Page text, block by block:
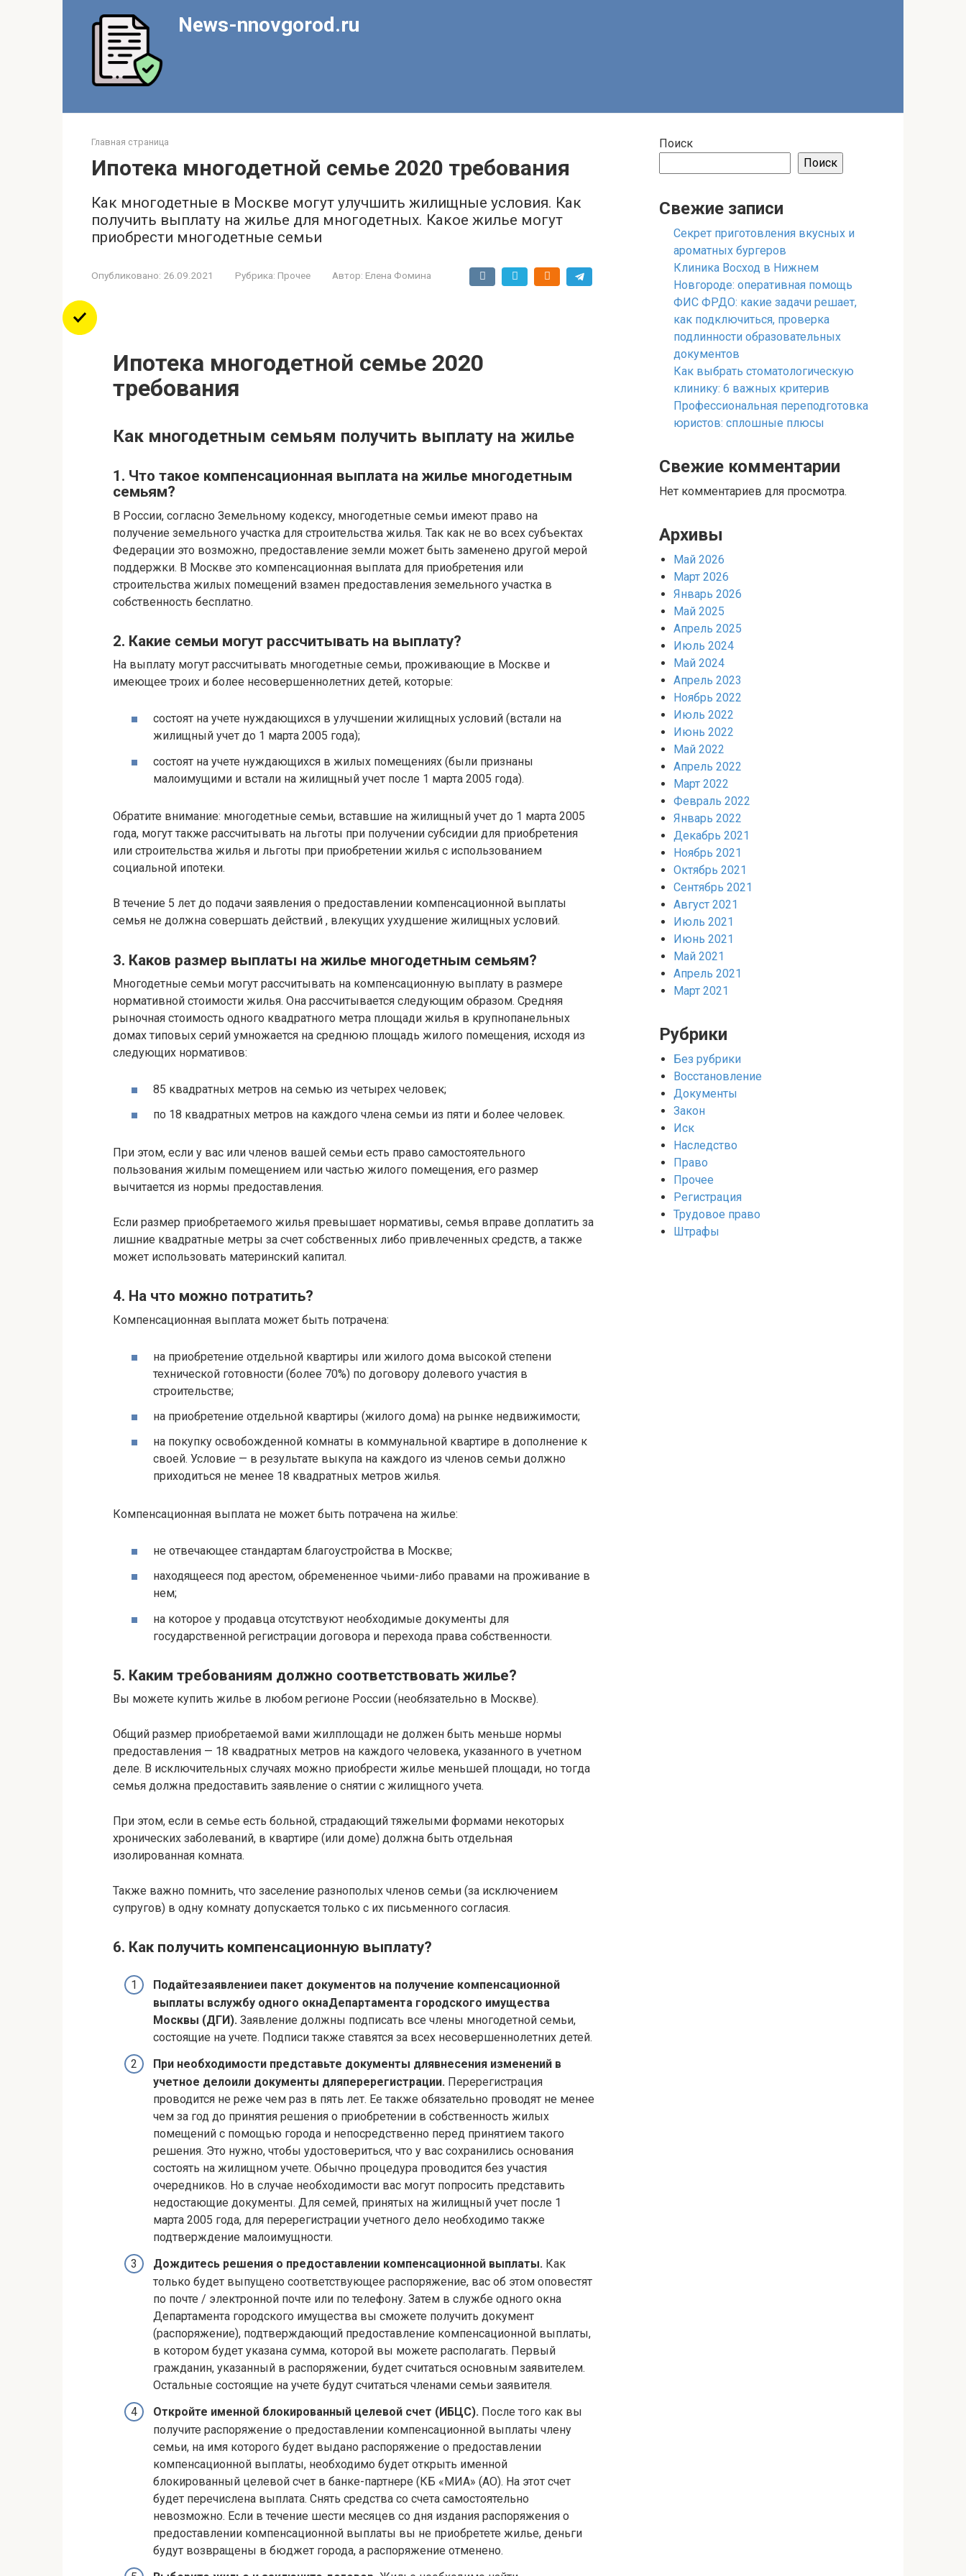
News-nnovgorod.ru
Главная страница
Ипотека многодетной семье 2020 требования
Как многодетные в Москве могут улучшить жилищные условия. Как
получить выплату на жилье для многодетных. Какое жилье могут
приобрести многодетные семьи
Опубликовано: 26.09.2021 Рубрика: Прочее Автор: Елена Фомина
Ипотека многодетной семье 2020
требования
Как многодетным семьям получить выплату на жилье
1. Что такое компенсационная выплата на жилье многодетным
семьям?
В России, согласно Земельному кодексу, многодетные семьи имеют право на
получение земельного участка для строительства жилья. Так как не во всех субъектах
Федерации это возможно, предоставление земли может быть заменено другой мерой
поддержки. В Москве это компенсационная выплата для приобретения или
строительства жилых помещений взамен предоставления земельного участка в
собственность бесплатно.
2. Какие семьи могут рассчитывать на выплату?
На выплату могут рассчитывать многодетные семьи, проживающие в Москве и
имеющее троих и более несовершеннолетних детей, которые:
состоят на учете нуждающихся в улучшении жилищных условий (встали на
жилищный учет до 1 марта 2005 года);
состоят на учете нуждающихся в жилых помещениях (были признаны
малоимущими и встали на жилищный учет после 1 марта 2005 года).
Обратите внимание: многодетные семьи, вставшие на жилищный учет до 1 марта 2005
года, могут также рассчитывать на льготы при получении субсидии для приобретения
или строительства жилья и льготы при приобретении жилья с использованием
социальной ипотеки.
В течение 5 лет до подачи заявления о предоставлении компенсационной выплаты
семья не должна совершать действий , влекущих ухудшение жилищных условий.
3. Каков размер выплаты на жилье многодетным семьям?
Многодетные семьи могут рассчитывать на компенсационную выплату в размере
нормативной стоимости жилья. Она рассчитывается следующим образом. Средняя
рыночная стоимость одного квадратного метра площади жилья в крупнопанельных
домах типовых серий умножается на среднюю площадь жилого помещения, исходя из
следующих нормативов:
85 квадратных метров на семью из четырех человек;
по 18 квадратных метров на каждого члена семьи из пяти и более человек.
При этом, если у вас или членов вашей семьи есть право самостоятельного
пользования жилым помещением или частью жилого помещения, его размер
вычитается из нормы предоставления.
Если размер приобретаемого жилья превышает нормативы, семья вправе доплатить за
лишние квадратные метры за счет собственных либо привлеченных средств, а также
может использовать материнский капитал.
4. На что можно потратить?
Компенсационная выплата может быть потрачена:
на приобретение отдельной квартиры или жилого дома высокой степени
технической готовности (более 70%) по договору долевого участия в
строительстве;
на приобретение отдельной квартиры (жилого дома) на рынке недвижимости;
на покупку освобожденной комнаты в коммунальной квартире в дополнение к
своей. Условие — в результате выкупа на каждого из членов семьи должно
приходиться не менее 18 квадратных метров жилья.
Компенсационная выплата не может быть потрачена на жилье:
не отвечающее стандартам благоустройства в Москве;
находящееся под арестом, обремененное чьими-либо правами на проживание в
нем;
на которое у продавца отсутствуют необходимые документы для
государственной регистрации договора и перехода права собственности.
5. Каким требованиям должно соответствовать жилье?
Вы можете купить жилье в любом регионе России (необязательно в Москве).
Общий размер приобретаемой вами жилплощади не должен быть меньше нормы
предоставления — 18 квадратных метров на каждого человека, указанного в учетном
деле. В исключительных случаях можно приобрести жилье меньшей площади, но тогда
семья должна предоставить заявление о снятии с жилищного учета.
При этом, если в семье есть больной, страдающий тяжелыми формами некоторых
хронических заболеваний, в квартире (или доме) должна быть отдельная
изолированная комната.
Также важно помнить, что заселение разнополых членов семьи (за исключением
супругов) в одну комнату допускается только с их письменного согласия.
6. Как получить компенсационную выплату?
Подайтезаявлениеи пакет документов на получение компенсационной
выплаты вслужбу одного окнаДепартамента городского имущества
Москвы (ДГИ). Заявление должны подписать все члены многодетной семьи,
состоящие на учете. Подписи также ставятся за всех несовершеннолетних детей.
При необходимости представьте документы длявнесения изменений в
учетное делоили документы дляперерегистрации. Перерегистрация
проводится не реже чем раз в пять лет. Ее также обязательно проводят не менее
чем за год до принятия решения о приобретении в собственность жилых
помещений с помощью города и непосредственно перед принятием такого
решения. Это нужно, чтобы удостовериться, что у вас сохранились основания
состоять на жилищном учете. Обычно процедура проводится без участия
очередников. Но в случае необходимости вас могут попросить представить
недостающие документы. Для семей, принятых на жилищный учет после 1
марта 2005 года, для перерегистрации учетного дело необходимо также
подтверждение малоимущности.
Дождитесь решения о предоставлении компенсационной выплаты. Как
только будет выпущено соответствующее распоряжение, вас об этом оповестят
по почте / электронной почте или по телефону. Затем в службе одного окна
Департамента городского имущества вы сможете получить документ
(распоряжение), подтверждающий предоставление компенсационной выплаты,
в котором будет указана сумма, которой вы можете располагать. Первый
гражданин, указанный в распоряжении, будет считаться основным заявителем.
Остальные состоящие на учете будут считаться членами семьи заявителя.
Откройте именной блокированный целевой счет (ИБЦС). После того как вы
получите распоряжение о предоставлении компенсационной выплаты члену
семьи, на имя которого будет выдано распоряжение о предоставлении
компенсационной выплаты, необходимо будет открыть именной
блокированный целевой счет в банке-партнере (КБ «МИА» (АО). На этот счет
будет перечислена выплата. Снять средства со счета самостоятельно
невозможно. Если в течение шести месяцев со дня издания распоряжения о
предоставлении компенсационной выплаты вы не приобретете жилье, деньги
будут возвращены в бюджет города, а распоряжение отменено.
Поиск
Поиск
Свежие записи
Секрет приготовления вкусных и
ароматных бургеров
Клиника Восход в Нижнем
Новгороде: оперативная помощь
ФИС ФРДО: какие задачи решает,
как подключиться, проверка
подлинности образовательных
документов
Как выбрать стоматологическую
клинику: 6 важных критерив
Профессиональная переподготовка
юристов: сплошные плюсы
Свежие комментарии
Нет комментариев для просмотра.
Архивы
Май 2026
Март 2026
Январь 2026
Май 2025
Апрель 2025
Июль 2024
Май 2024
Апрель 2023
Ноябрь 2022
Июль 2022
Июнь 2022
Май 2022
Апрель 2022
Март 2022
Февраль 2022
Январь 2022
Декабрь 2021
Ноябрь 2021
Октябрь 2021
Сентябрь 2021
Август 2021
Июль 2021
Июнь 2021
Май 2021
Апрель 2021
Март 2021
Рубрики
Без рубрики
Восстановление
Документы
Закон
Иск
Наследство
Право
Прочее
Регистрация
Трудовое право
Штрафы